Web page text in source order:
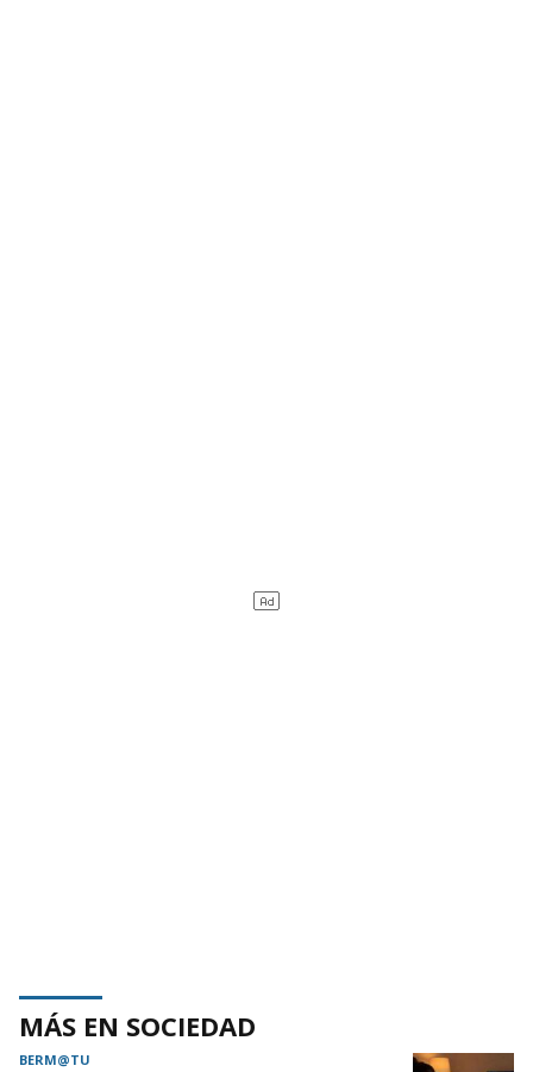
MÁS EN SOCIEDAD
BERM@TU